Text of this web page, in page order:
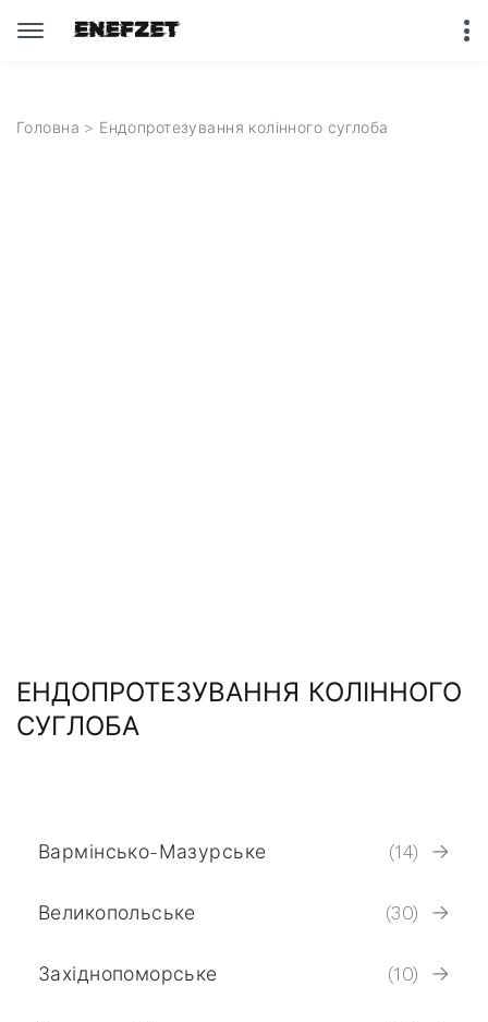
Головна > Ендопротезування колінного суглоба
ЕНДОПРОТЕЗУВАННЯ КОЛІННОГО
СУГЛОБА
Вармінсько-Мазурське (14)
Великопольське (30)
Західнопоморське (10)